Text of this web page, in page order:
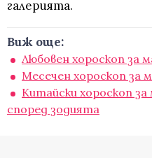
галерията.
Виж още:
Любовен хороскоп за
Месечен хороскоп за
Китайски хороскоп
според зодията